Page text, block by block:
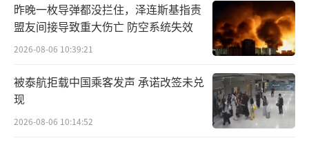
昨晚一枚导弹都没拦住，泽连斯基指责
盟友间接导致重大伤亡 防空系统失效
2026-08-06 10:39:21
被泰航拒载中国乘客发声 承诺改签未兑
现
2026-08-06 10:14:52